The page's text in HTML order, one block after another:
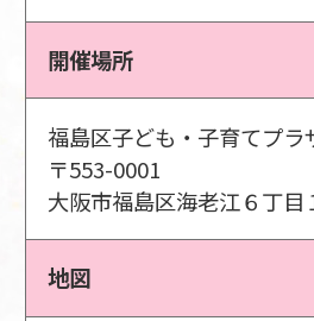
開催場所
福島区子ども・子育てプラ
〒553-0001
大阪市福島区海老江６丁目
地図